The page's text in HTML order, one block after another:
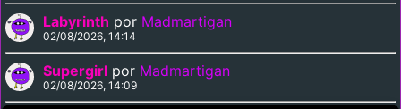
Labyrinth por Madmartigan
02/08/2026, 14:14
Supergirl por Madmartigan
02/08/2026, 14:09